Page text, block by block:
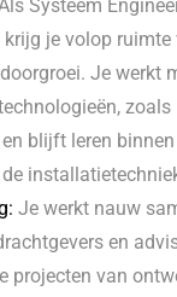
Systeem
krijg je volop
Je werkt
blijft leren
Je werkt nauw
en
projecten van